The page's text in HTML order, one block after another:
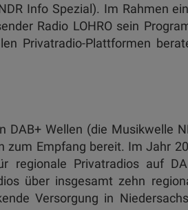
Info Spezial). Im Rahmen
Radio LOHRO sein
Privatradio-Plattformen
DAB+ Wellen (die Musikwelle
zum Empfang bereit. Im Jahr
regionale Privatradios auf
über insgesamt zehn
Versorgung in